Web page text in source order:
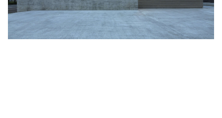
Quentin Tarantino
Jim Jarmusch
作曲家・アーティスト別
Adan Jodorowsky (アダン・ホドロフスキー)
Joy Division
Talking Heads